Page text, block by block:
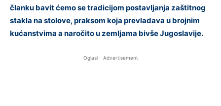
članku bavit ćemo se tradicijom postavljanja zaštitnog
stakla na stolove, praksom koja prevladava u brojnim
kućanstvima a naročito u zemljama bivše Jugoslavije.
Oglasi - Advertisement